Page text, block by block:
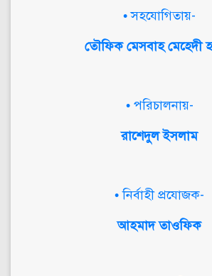
• সহযোগিতায়-
তৌফিক মেসবাহ মেহেদী
• পরিচালনায়-
রাশেদুল ইসলাম
• নির্বাহী প্রযোজক-
আহমাদ তাওফিক